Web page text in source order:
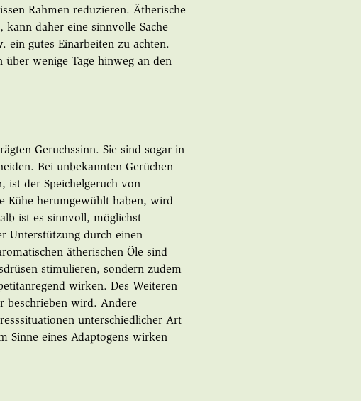
Rahmen reduzieren. Ätherische
kann daher eine sinnvolle Sache
ein gutes Einarbeiten zu achten.
über wenige Tage hinweg an den
Geruchssinn. Sie sind sogar in
Bei unbekannten Gerüchen
ist der Speichelgeruch von
Kühe herumgewühlt haben, wird
ist es sinnvoll, möglichst
Unterstützung durch einen
ätherischen Öle sind
stimulieren, sondern zudem
wirken. Des Weiteren
beschrieben wird. Andere
unterschiedlicher Art
Sinne eines Adaptogens wirken